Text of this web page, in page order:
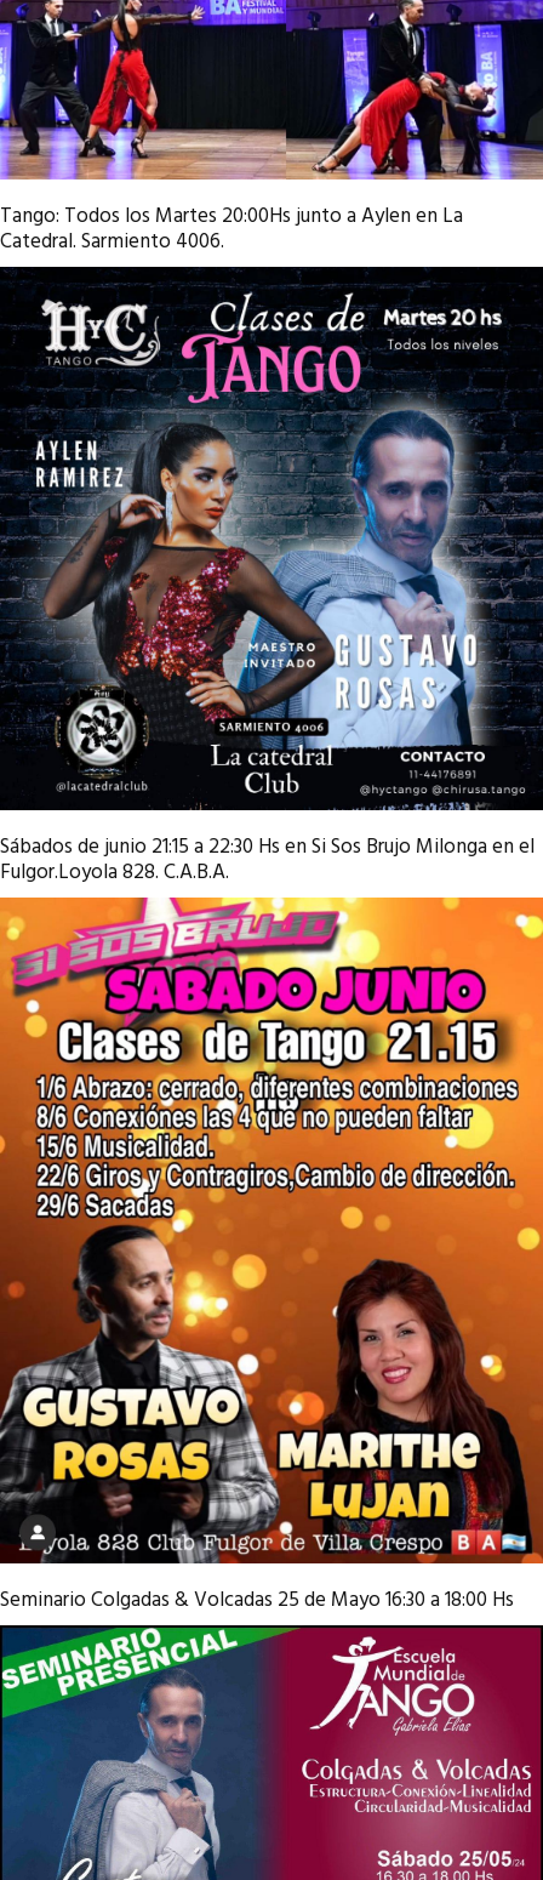
Tango: Todos los Martes 20:00Hs junto a Aylen en La
Catedral. Sarmiento 4006.
Sábados de junio 21:15 a 22:30 Hs en Si Sos Brujo Milonga en el
Fulgor.Loyola 828. C.A.B.A.
Seminario Colgadas & Volcadas 25 de Mayo 16:30 a 18:00 Hs